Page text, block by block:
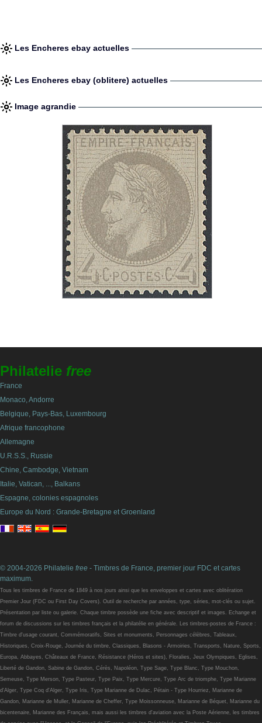
Les Encheres ebay actuelles
Les Encheres ebay (oblitere) actuelles
Image agrandie
Philatelie free
France
Monaco, Andorre
Belgique, Pays-Bas, Luxembourg
Afrique francophone
Allemagne
U.R.S.S., Russie
Chine, Cambodge, Vietnam
Italie, Vatican, ..., Balkans
Espagne, colonies espagnoles
Europe du Nord : Grande-Bretagne et Groenland
© 2004-2026 Philatelie free - Timbres de France, premier jour FDC et cartes
maximum.
Tous les timbres de France de 1849 à nos jours ainsi que les enveloppes et cartes avec oblitération
Premier Jour (FDC ou First Day Covers). Outil de recherche par années, type, séries, mot-clés ou sujet.
Présentation par liste ou galerie. Chaque timbre possède une fiche avec descriptif et images. Echange et
forum de discussions sur les timbres français et la philatélie en générale. Les timbres-postes de France :
Timbre d'usage courant, Commémoratifs, Sites et monuments, Personnages célèbres, Tableaux,
Historiques, Croix-Rouge, Journée du timbre, Classiques, Blasons - Armoiries, Transports, Nature, Sports,
Europa, Abbayes, Châteaux de France, Résistance (Héros et sites), Floralies, Jeux Olympiques, Eglises,
Liberté de Gandon, Sabine de Gandon, Cérès, Napoléon, Type Sage, Type Blanc, Type Mouchon,
Semeuse, Type Merson, Type Pasteur, Type Paix, Type Mercure, Type Arc de triomphe, Type Marianne
d'Alger, Type Coq d'Alger, Type Iris, Type Marianne de Dulac, Pétain - Type Hourriez, Marianne de
Gandon, Marianne de Muller, Marianne de Cheffer, Type Moissonneuse, Marianne de Béquet, Marianne du
bicentenaire, Marianne des Français, mais aussi les timbres d'aviation avec la Poste Aérienne, les timbres